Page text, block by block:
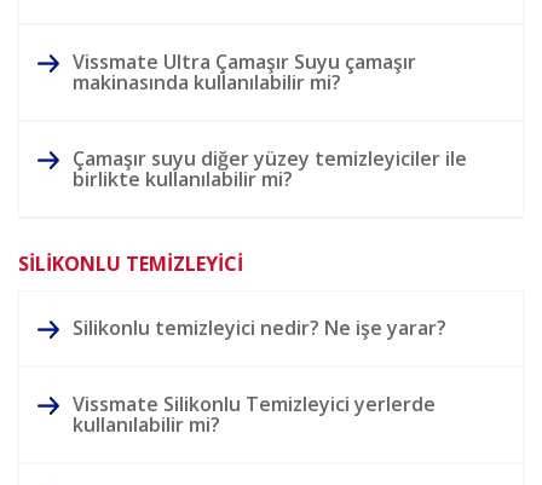
Vissmate Ultra Çamaşır Suyu çamaşır
makinasında kullanılabilir mi?
Çamaşır suyu diğer yüzey temizleyiciler ile
birlikte kullanılabilir mi?
SİLİKONLU TEMİZLEYİCİ
Silikonlu temizleyici nedir? Ne işe yarar?
Vissmate Silikonlu Temizleyici yerlerde
kullanılabilir mi?